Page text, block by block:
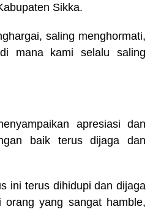
Sikka.
saling menghormati,
mana kami selalu saling
apresiasi dan
baik terus dijaga dan
ini terus dihidupi dan dijaga
yang sangat hamble,